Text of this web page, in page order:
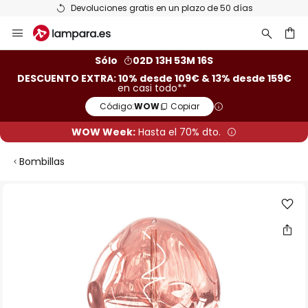
Devoluciones gratis en un plazo de 50 días
al
Sólo
02D 13H 53M 16S
DESCUENTO EXTRA: 10% desde 109€ & 13% desde 159€
en casi todo**
Código:WOW Copiar
WOW Week: Hasta el 70% dto.
Bombillas